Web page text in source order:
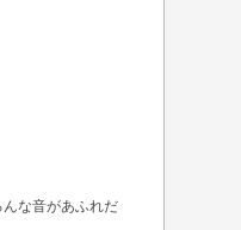
な音があふれだ